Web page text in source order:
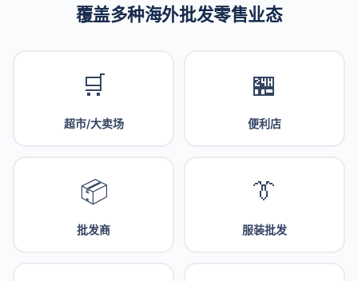
覆盖多种海外批发零售业态
🛒
超市/大卖场
🏪
便利店
📦
批发商
👔
服装批发